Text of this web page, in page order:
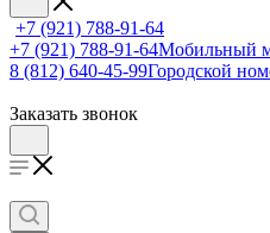
+7 (921) 788-91-64
+7 (921) 788-91-64Мобильный
8 (812) 640-45-99Городской
Заказать звонок